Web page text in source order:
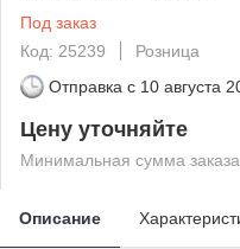
Под заказ
Код: 25239
Розница
Отправка с 10 августа
Цену уточняйте
Минимальная сумма
Описание